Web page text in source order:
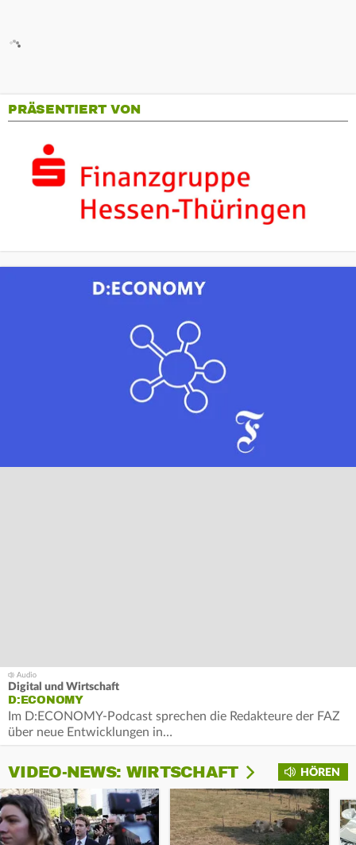
PRÄSENTIERT VON
Digital und Wirtschaft
D:ECONOMY
Im D:ECONOMY-Podcast sprechen die Redakteure der FAZ
über neue Entwicklungen in…
HÖREN
VIDEO-NEWS: WIRTSCHAFT